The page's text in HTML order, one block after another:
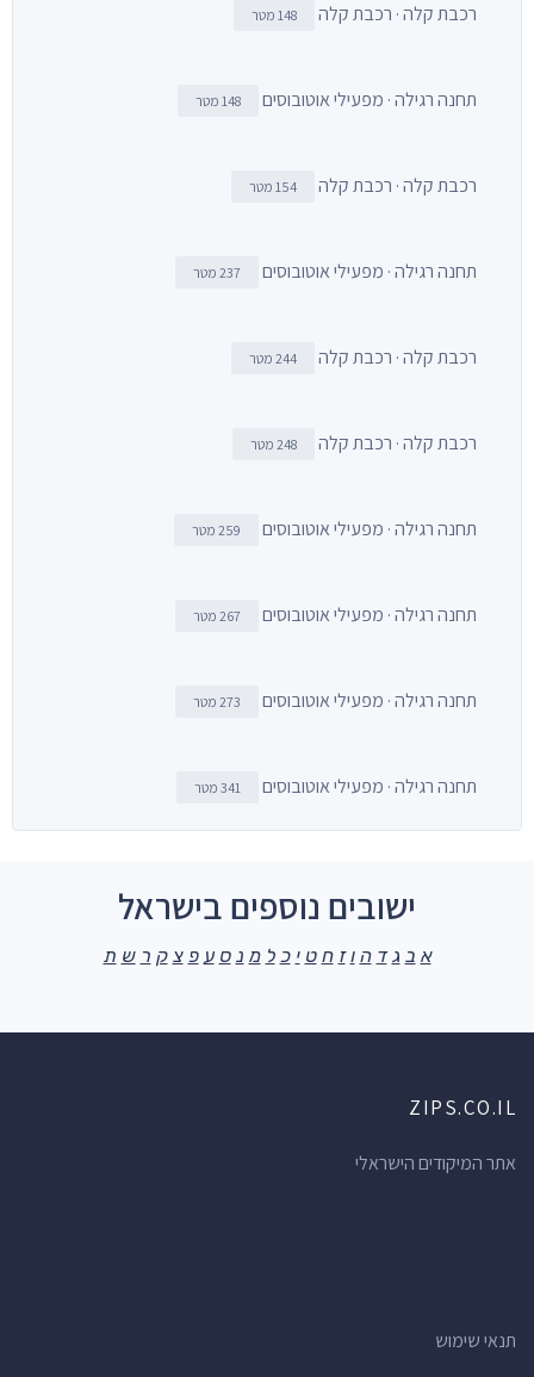
רכבת קלה · רכבת קלה 148 מטר
תחנה רגילה · מפעילי אוטובוסים 148 מטר
רכבת קלה · רכבת קלה 154 מטר
תחנה רגילה · מפעילי אוטובוסים 237 מטר
רכבת קלה · רכבת קלה 244 מטר
רכבת קלה · רכבת קלה 248 מטר
תחנה רגילה · מפעילי אוטובוסים 259 מטר
תחנה רגילה · מפעילי אוטובוסים 267 מטר
תחנה רגילה · מפעילי אוטובוסים 273 מטר
תחנה רגילה · מפעילי אוטובוסים 341 מטר
ישובים נוספים בישראל
א ב ג ד ה ו ז ח ט י כ ל מ נ ס ע פ צ ק ר ש ת
ZIPS.CO.IL
אתר המיקודים הישראלי
תנאי שימוש